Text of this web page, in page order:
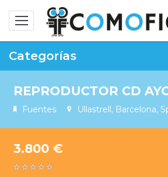
Alternar
navegación
Categorías
REPRODUCTOR CD
Fuentes Ullastrell, Barcelona,
3.800 €